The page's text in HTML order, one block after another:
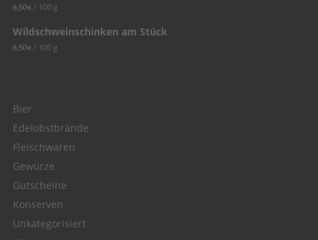
6,50€ / 100 g
Wildschweinschinken am Stück
6,50€ / 100 g
Bier
Edelobstbrände
Fleischwaren
Gewürze
Gutscheine
Konserven
Unkategorisiert